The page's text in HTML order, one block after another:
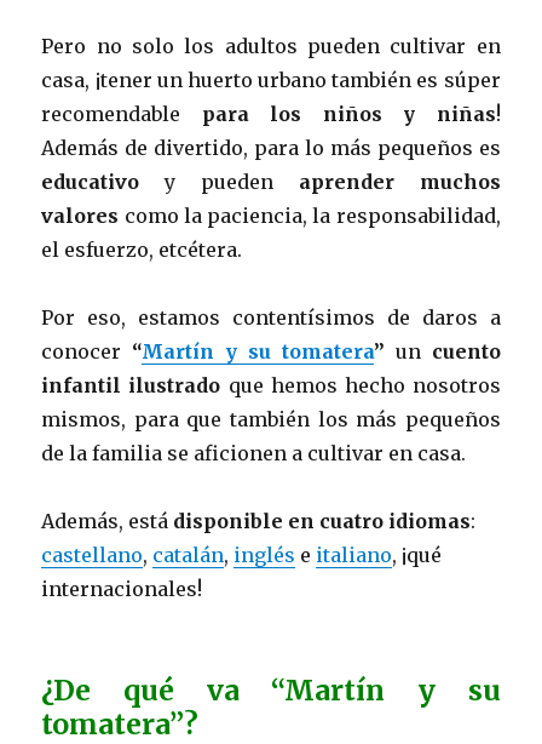
Pero no solo los adultos pueden cultivar en
casa, ¡tener un huerto urbano también es súper
recomendable para los niños y niñas!
Además de divertido, para lo más pequeños es
educativo y pueden aprender muchos
valores como la paciencia, la responsabilidad,
el esfuerzo, etcétera.
Por eso, estamos contentísimos de daros a
conocer “Martín y su tomatera” un cuento
infantil ilustrado que hemos hecho nosotros
mismos, para que también los más pequeños
de la familia se aficionen a cultivar en casa.
Además, está disponible en cuatro idiomas:
castellano, catalán, inglés e italiano, ¡qué
internacionales!
¿De qué va “Martín y su
tomatera”?